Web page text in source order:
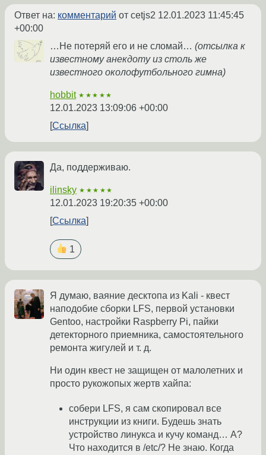
Ответ на: комментарий от cetjs2 12.01.2023 11:45:45
+00:00
…Не потеряй его и не сломай… (отсылка к
известному анекдоту из столь же
известного околофутбольного гимна)
hobbit ★★★★★
12.01.2023 13:09:06 +00:00
Ссылка
Да, поддерживаю.
ilinsky ★★★★★
12.01.2023 19:20:35 +00:00
Ссылка
1
Я думаю, ваяние десктопа из Kali - квест
наподобие сборки LFS, первой установки
Gentoo, настройки Raspberry Pi, пайки
детекторного приемника, самостоятельного
ремонта жигулей и т. д.
Ни один квест не защищен от малолетних и
просто рукожопых жертв хайпа:
собери LFS, я сам скопировал все
инструкции из книги. Будешь знать
устройство линукса и кучу команд… А?
Что находится в /etc/? Не знаю. Когда